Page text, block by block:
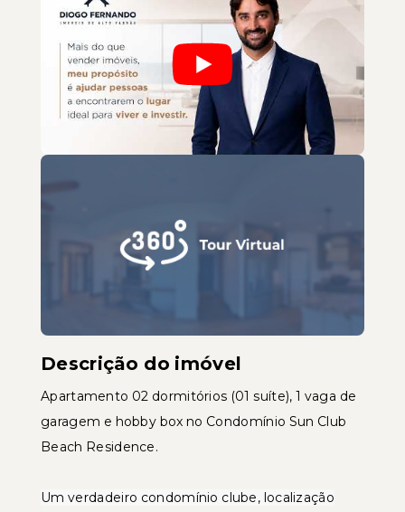
Descrição do imóvel
Apartamento 02 dormitórios (01 suíte), 1 vaga de
garagem e hobby box no Condomínio Sun Club
Beach Residence.
Um verdadeiro condomínio clube, localização